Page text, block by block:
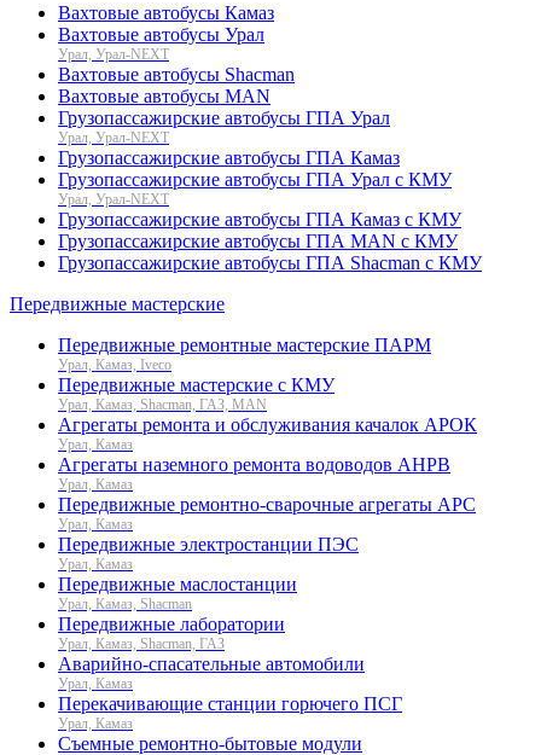
Вахтовые автобусы Камаз
Вахтовые автобусы Урал
Урал, Урал-NEXT
Вахтовые автобусы Shacman
Вахтовые автобусы MAN
Грузопассажирские автобусы ГПА Урал
Урал, Урал-NEXT
Грузопассажирские автобусы ГПА Камаз
Грузопассажирские автобусы ГПА Урал с КМУ
Урал, Урал-NEXT
Грузопассажирские автобусы ГПА Камаз с КМУ
Грузопассажирские автобусы ГПА MAN с КМУ
Грузопассажирские автобусы ГПА Shacman с КМУ
Передвижные мастерские
Передвижные ремонтные мастерские ПАРМ
Урал, Камаз, Iveco
Передвижные мастерские с КМУ
Урал, Камаз, Shacman, ГАЗ, MAN
Агрегаты ремонта и обслуживания качалок АРОК
Урал, Камаз
Агрегаты наземного ремонта водоводов АНРВ
Урал, Камаз
Передвижные ремонтно-сварочные агрегаты АРС
Урал, Камаз
Передвижные электростанции ПЭС
Урал, Камаз
Передвижные маслостанции
Урал, Камаз, Shacman
Передвижные лаборатории
Урал, Камаз, Shacman, ГАЗ
Аварийно-спасательные автомобили
Урал, Камаз
Перекачивающие станции горючего ПСГ
Урал, Камаз
Съемные ремонтно-бытовые модули